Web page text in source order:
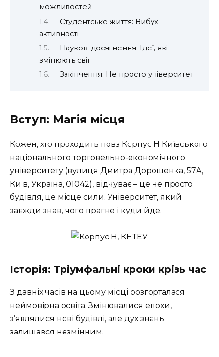
можливостей
Студентське життя: Вибух
активності
Наукові досягнення: Ідеї, які
змінюють світ
Закінчення: Не просто університет
Вступ: Магія місця
Кожен, хто проходить повз Корпус Н Київського
національного торговельно-економічного
університету (вулиця Дмитра Дорошенка, 57А,
Київ, Україна, 01042), відчуває – це не просто
будівля, це місце сили. Університет, який
завжди знав, чого прагне і куди йде.
Історія: Тріумфальні кроки крізь час
З давніх часів на цьому місці розгорталася
неймовірна освіта. Змінювалися епохи,
з’являлися нові будівлі, але дух знань
залишався незмінним.